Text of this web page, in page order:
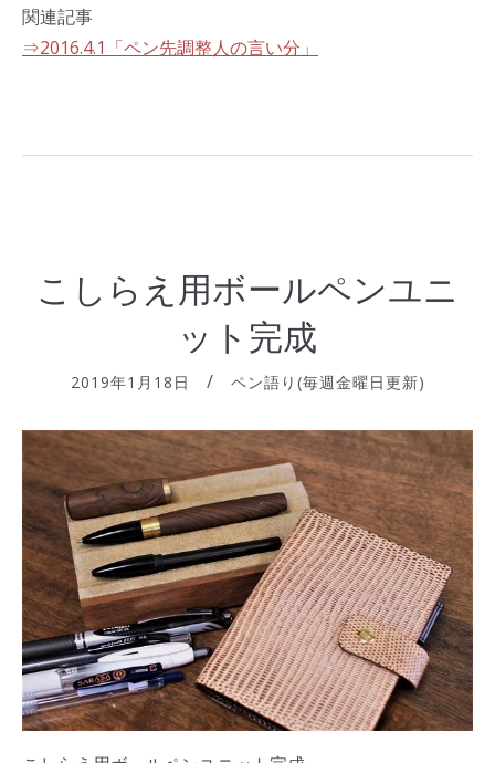
関連記事
⇒2016.4.1「ペン先調整人の言い分」
こしらえ用ボールペンユニ
ット完成
2019年1月18日 ペン語り(毎週金曜日更新)